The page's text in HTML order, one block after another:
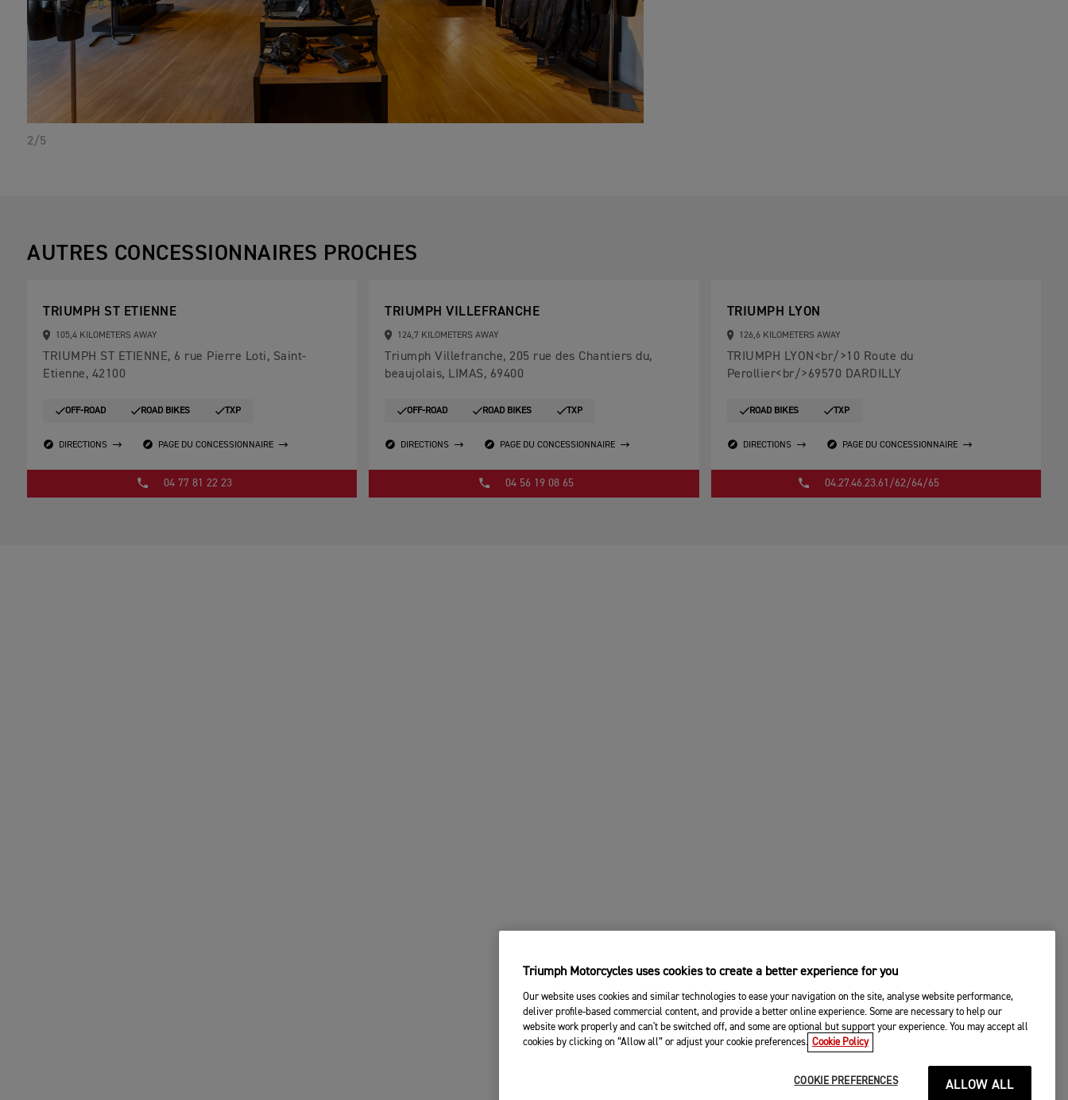
2/5
AUTRES CONCESSIONNAIRES PROCHES
TRIUMPH ST ETIENNE
105,4 KILOMETERS AWAY
TRIUMPH ST ETIENNE, 6 rue Pierre Loti, Saint-
Etienne, 42100
OFF-ROAD ROAD BIKES TXP
DIRECTIONS PAGE DU CONCESSIONNAIRE
04 77 81 22 23
TRIUMPH VILLEFRANCHE
124,7 KILOMETERS AWAY
Triumph Villefranche, 205 rue des Chantiers du,
beaujolais, LIMAS, 69400
OFF-ROAD ROAD BIKES TXP
DIRECTIONS PAGE DU CONCESSIONNAIRE
04 56 19 08 65
TRIUMPH LYON
126,6 KILOMETERS AWAY
TRIUMPH LYON<br/>10 Route du
Perollier<br/>69570 DARDILLY
ROAD BIKES TXP
DIRECTIONS PAGE DU CONCESSIONNAIRE
04.27.46.23.61/62/64/65
Triumph Motorcycles uses cookies to create a better experience for you
Our website uses cookies and similar technologies to ease your navigation on the site, analyse website performance,
deliver profile-based commercial content, and provide a better online experience. Some are necessary to help our
website work properly and can't be switched off, and some are optional but support your experience. You may accept all
cookies by clicking on “Allow all” or adjust your cookie preferences. Cookie Policy
COOKIE PREFERENCES ALLOW ALL